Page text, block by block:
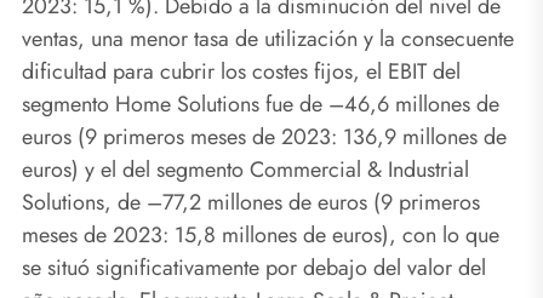
ventas, una menor tasa de utilización y la consecuente
dificultad para cubrir los costes fijos, el EBIT del
segmento Home Solutions fue de –46,6 millones de
euros (9 primeros meses de 2023: 136,9 millones de
euros) y el del segmento Commercial & Industrial
Solutions, de –77,2 millones de euros (9 primeros
meses de 2023: 15,8 millones de euros), con lo que
se situó significativamente por debajo del valor del